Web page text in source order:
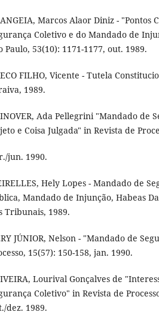
Marcos Alaor Diniz -
Coletivo e do Mandado de
Paulo, 53(10): 1171-1177, out. 1989.
FILHO, Vicente - Tutela
1989.
Ada Pellegrini "Mandado de
e Coisa Julgada" in Revista de
jun. 1990.
Hely Lopes - Mandado de
Mandado de Injunção, Habeas
Tribunais, 1989.
JÚNIOR, Nelson - "Mandado de
15(57): 150-158, jan. 1990.
Lourival Gonçalves de
Coletivo" in Revista de
dez. 1989.